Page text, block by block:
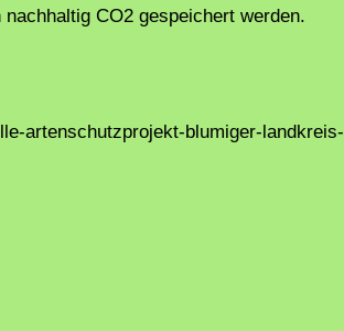
CO2 gespeichert werden.
artenschutzprojekt-blumiger-landkreis-